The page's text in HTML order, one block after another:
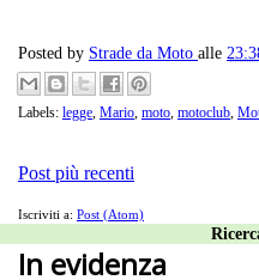
Posted by Strade da Moto alle
Labels: legge Mario moto motoclub
Post più recenti
Iscriviti a: Post (Atom)
In evidenza